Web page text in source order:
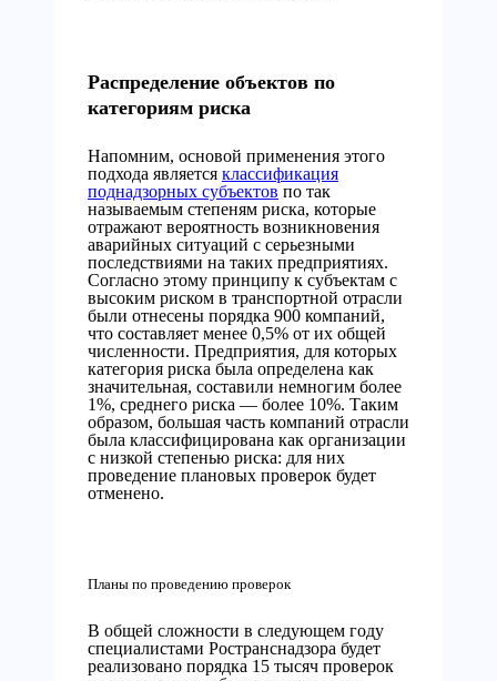
Распределение объектов по
категориям риска
Напомним, основой применения этого
подхода является классификация
поднадзорных субъектов по так
называемым степеням риска, которые
отражают вероятность возникновения
аварийных ситуаций с серьезными
последствиями на таких предприятиях.
Согласно этому принципу к субъектам с
высоким риском в транспортной отрасли
были отнесены порядка 900 компаний,
что составляет менее 0,5% от их общей
численности. Предприятия, для которых
категория риска была определена как
значительная, составили немногим более
1%, среднего риска — более 10%. Таким
образом, большая часть компаний отрасли
была классифицирована как организации
с низкой степенью риска: для них
проведение плановых проверок будет
отменено.
Планы по проведению проверок
В общей сложности в следующем году
специалистами Ространснадзора будет
реализовано порядка 15 тысяч проверок